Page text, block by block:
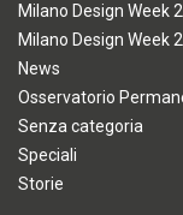
Milano Design Week
Milano Design Week
News
Osservatorio
Senza categoria
Speciali
Storie